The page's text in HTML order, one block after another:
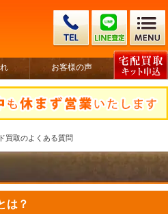
お客様の声
買取のよくある質問
は？